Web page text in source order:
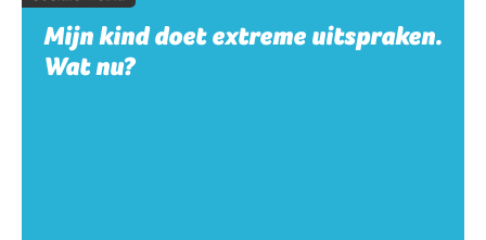
Mijn kind doet extreme uitspraken.
Wat nu?